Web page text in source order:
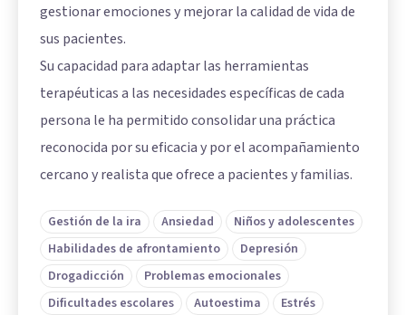
gestionar emociones y mejorar la calidad de vida de
sus pacientes.
Su capacidad para adaptar las herramientas
terapéuticas a las necesidades específicas de cada
persona le ha permitido consolidar una práctica
reconocida por su eficacia y por el acompañamiento
cercano y realista que ofrece a pacientes y familias.
Gestión de la ira Ansiedad
Niños y adolescentes
Habilidades de afrontamiento
Depresión
Drogadicción
Problemas emocionales
Dificultades escolares
Autoestima Estrés